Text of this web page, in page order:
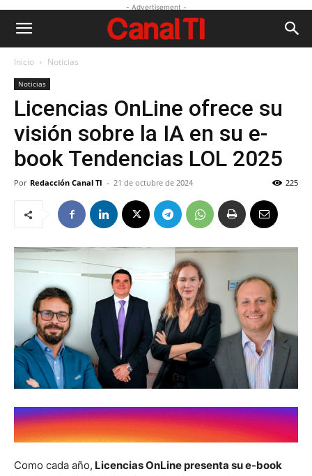
- Advertisement -
Inicio Noticias
Noticias
Licencias OnLine ofrece su
visión sobre la IA en su e-
book Tendencias LOL 2025
Por Redacción Canal TI - 21 de octubre de 2024 225
Como cada año, Licencias OnLine presenta su e-book